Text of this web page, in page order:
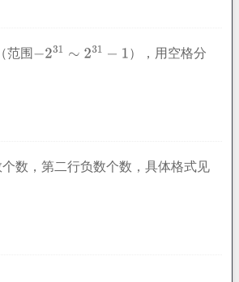
范围
），用空格分
数，第二行负数个数，具体格式见